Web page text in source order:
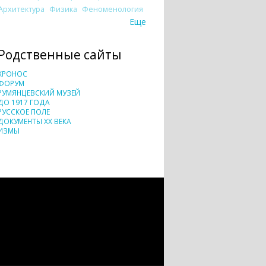
Физика Феноменология
Еще
сайты
МУЗЕЙ
1917 ГОДА
ПОЛЕ
XX ВЕКА